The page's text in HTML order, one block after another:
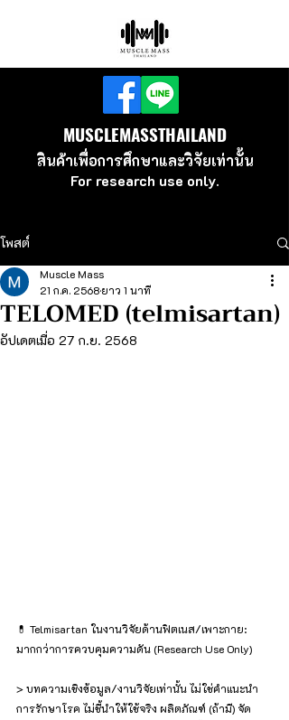
MUSCLEMASSTHAILAND
สินค้าเพื่อการศึกษาและวิจัยเท่านั้น
For research use only.
โพสต์
TELOMED (telmisartan)
Muscle Mass
21 ก.ค. 2568ยาว 1 นาที
อัปเดตเมื่อ 27 ก.ย. 2568
💊 Telmisartan ในงานวิจัยด้านฟิตเนส/เพาะกาย:
มากกว่าการควบคุมความดัน (Research Use Only)
> บทความเชิงข้อมูล/งานวิจัยเท่านั้น ไม่ใช่คำแนะนำ
การรักษาโรค ไม่ชี้นำให้ใช้จริง ผลิตภัณฑ์ (ถ้ามี) จัด